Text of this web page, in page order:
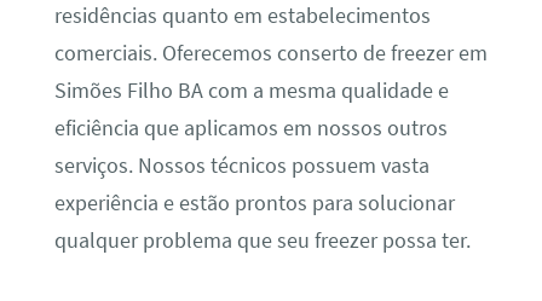
residências quanto em estabelecimentos
comerciais. Oferecemos conserto de freezer em
Simões Filho BA com a mesma qualidade e
eficiência que aplicamos em nossos outros
serviços. Nossos técnicos possuem vasta
experiência e estão prontos para solucionar
qualquer problema que seu freezer possa ter.